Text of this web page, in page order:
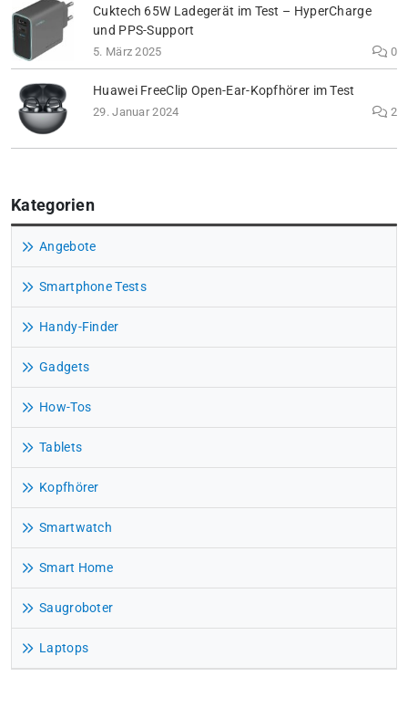
Cuktech 65W Ladegerät im Test – HyperCharge
und PPS-Support
5. März 2025 0
Huawei FreeClip Open-Ear-Kopfhörer im Test
29. Januar 2024 2
Kategorien
Angebote
Smartphone Tests
Handy-Finder
Gadgets
How-Tos
Tablets
Kopfhörer
Smartwatch
Smart Home
Saugroboter
Laptops